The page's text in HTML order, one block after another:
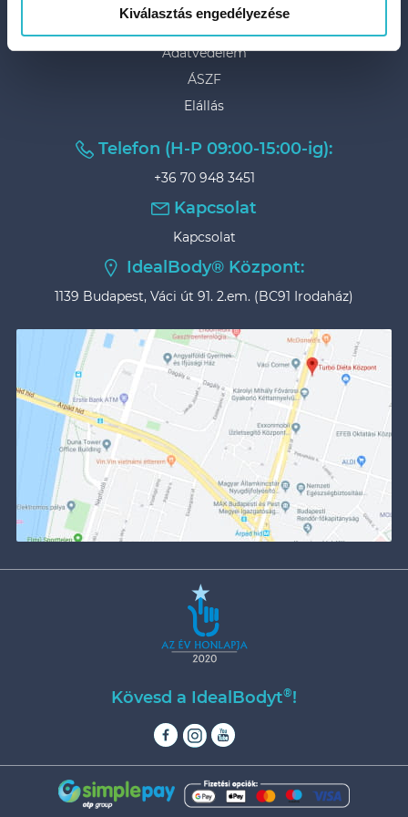
Kiválasztás engedélyezése
GYIK
Adatvédelem
ÁSZF
Elállás
Telefon (H-P 09:00-15:00-ig):
+36 70 948 3451
Kapcsolat
Kapcsolat
IdealBody® Központ:
1139 Budapest, Váci út 91. 2.em. (BC91 Irodaház)
Kövesd a IdealBodyt®!